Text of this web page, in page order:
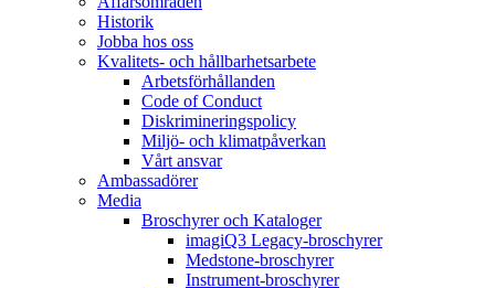
Historik
Jobba hos oss
Kvalitets- och hållbarhetsarbete
Arbetsförhållanden
Code of Conduct
Diskrimineringspolicy
Miljö- och klimatpåverkan
Vårt ansvar
Ambassadörer
Media
Broschyrer och Kataloger
imagiQ3 Legacy-broschyrer
Medstone-broschyrer
Instrument-broschyrer